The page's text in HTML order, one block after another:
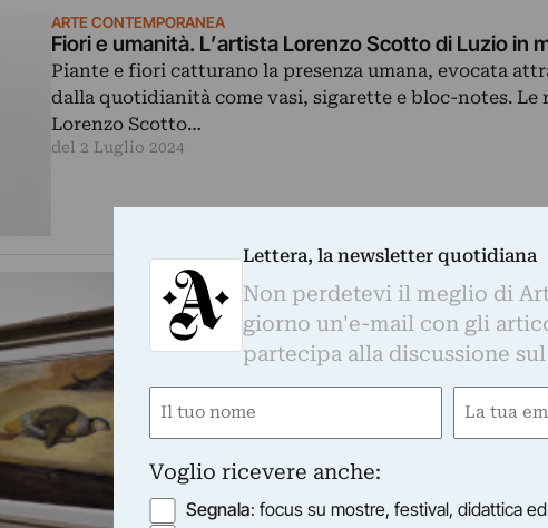
ARTE CONTEMPORANEA
Fiori e umanità. L’artista Lorenzo Scotto di Luzio in
Piante e fiori catturano la presenza umana, evocata
dalla quotidianità come vasi, sigarette e bloc-notes.
Lorenzo Scotto…
del 2 Luglio 2024
Lettera, la newsletter quotidiana
Non perdetevi il meglio di
giorno un'e-mail con gli
partecipa alla discussione
Nome
Email
Voglio ricevere anche:
Segnala: focus su mostre, festival, didattica